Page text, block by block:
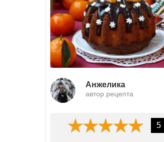
Анжелика
автор рецепта
5